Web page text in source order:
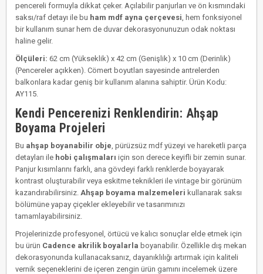
pencereli formuyla dikkat çeker. Açılabilir panjurları ve ön kısmındaki
saksı/raf detayı ile bu ham mdf ayna çerçevesi , hem fonksiyonel
bir kullanım sunar hem de duvar dekorasyonunuzun odak noktası
haline gelir.
Ölçüleri: 62 cm (Yükseklik) x 42 cm (Genişlik) x 10 cm (Derinlik)
(Pencereler açıkken). Cömert boyutları sayesinde antrelerden
balkonlara kadar geniş bir kullanım alanına sahiptir. Ürün Kodu:
AY115.
Kendi Pencerenizi Renklendirin: Ahşap
Boyama Projeleri
Bu ahşap boyanabilir obje , pürüzsüz mdf yüzeyi ve hareketli parça
detayları ile hobi çalışmaları için son derece keyifli bir zemin sunar.
Panjur kısımlarını farklı, ana gövdeyi farklı renklerde boyayarak
kontrast oluşturabilir veya eskitme teknikleri ile vintage bir görünüm
kazandırabilirsiniz. Ahşap boyama malzemeleri kullanarak saksı
bölümüne yapay çiçekler ekleyebilir ve tasarımınızı
tamamlayabilirsiniz.
Projelerinizde profesyonel, örtücü ve kalıcı sonuçlar elde etmek için
bu ürün Cadence akrilik boyalarla boyanabilir. Özellikle dış mekan
dekorasyonunda kullanacaksanız, dayanıklılığı artırmak için kaliteli
vernik seçeneklerini de içeren zengin ürün gamını incelemek üzere